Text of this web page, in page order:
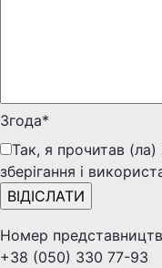
Згода*
Так, я прочитав (ла)
зберігання і
Номер
+38 (050) 330 77-93